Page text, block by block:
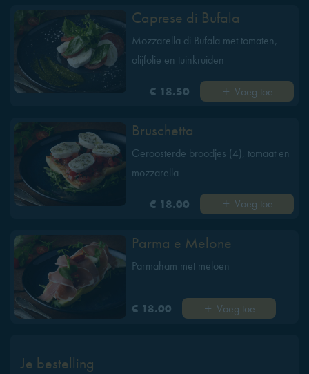
Caprese di Bufala
Mozzarella di Bufala met tomaten,
olijfolie en tuinkruiden
€ 18.50 Voeg toe
Bruschetta
Geroosterde broodjes (4), tomaat en
mozzarella
€ 18.00 Voeg toe
Parma e Melone
Parmaham met meloen
€ 18.00 Voeg toe
Je bestelling